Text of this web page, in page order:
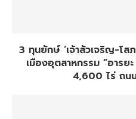
3 ทุนยักษ์ ‘เจ้าสัวเจริญ-โ
เมืองอุตสาหกรรม “อารย
4,600 ไร่ ถน